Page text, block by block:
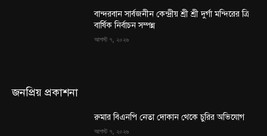
বান্দরবান সার্বজনীন কেন্দ্রীয় শ্রী শ্রী দুর্গা মন্দিরের ত্রি
বার্ষিক নির্বাচন সম্পন্ন
আগস্ট ৭, ২০২৬
জনপ্রিয় প্রকাশনা
রুমার বিএনপি নেতা দোকান থেকে চুরির অভিযোগ
আগস্ট ৭, ২০২৬